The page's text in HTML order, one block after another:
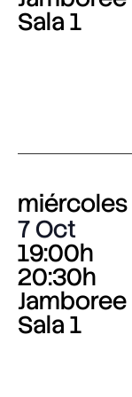
Sala 1
miércoles
7 Oct
19:00h
20:30h
Jamboree
Sala 1